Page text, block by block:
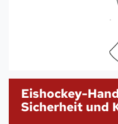
Eishockey-
Sicherheit und